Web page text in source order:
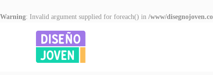
Warning: Invalid argument supplied for foreach() in /www/